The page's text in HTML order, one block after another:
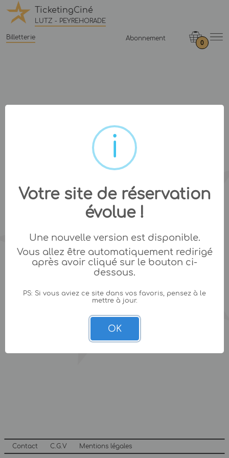
TicketingCiné
LUTZ - PEYREHORADE
Billetterie Abonnement
0
Contact C.G.V Mentions légales
Votre site de réservation
évolue !
Une nouvelle version est disponible.
Vous allez être automatiquement redirigé
après avoir cliqué sur le bouton ci-
dessous.
PS: Si vous aviez ce site dans vos favoris, pensez à le
mettre à jour.
OK